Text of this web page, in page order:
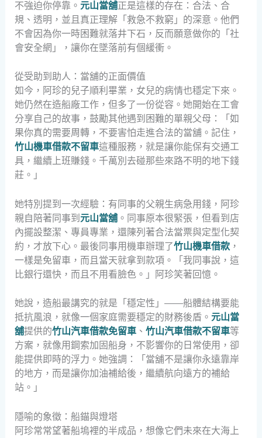
不強迫你停靠。 元山當舖正是這樣的存在：合法、合
規、透明，並且真正理解「救急不救窮」的深意。他們
不會因為你一時困難就落井下石，反而願意做你的「社
會安全網」，讓你在墜落前有個緩衝。
從受助到助人：當舖的正面價值
如今，阿珍的兒子順利畢業，女兒的病情也穩定下來。
她仍然在造船廠工作，但多了一份從容。她開始在工會
分享自己的故事，鼓勵其他遇到困難的單親父母：「如
果你真的需要周轉，不要害怕走進合法的當舖。記住，
竹山機車借款不留車這種服務，就是讓你能保有交通工
具，繼續上班賺錢。千萬別去碰那些來路不明的地下錢
莊。」
她特別提到一次經驗：有同事的父親生病急用錢，阿珍
親自陪著同事到 元山當舖。同事原本很緊張，但看到店
內擺設整潔、專員專業，還陳列著合法當票與定型化契
約，才放下心。最後同事用機車辦理了竹山機車借款，
一樣是免留車，而且當天就拿到款項。「我同事說，這
比銀行還快，而且不用看臉色。」阿珍笑著回憶。
她說，造船最講究的就是「穩定性」——船體結構要能
抵抗風浪，就像一個家庭需要穩定的財務後盾。 元山當
舖提供的竹山汽車借款免留車、 竹山汽車借款不留車等
方案，就像用鋼索加固船身，不影響你的日常使用，卻
能提供即時的浮力。她強調：「當舖不是讓你永遠靠岸
的地方，而是讓你加油補給後，繼續航向遠方的補給
站。」
隱喻的象徵：船錨與燈塔
阿珍常常望著船塢裡的半成品，想像它們未來在大海上